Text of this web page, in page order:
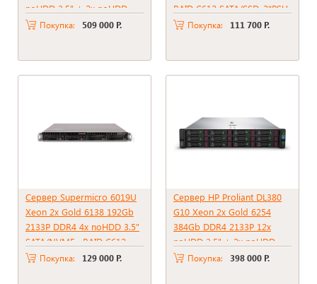
noHDD 3.5" + 2x noHDD
2.5" RAID P816i-A SR + BBU
Покупка: 509 000 Р.
RAID C612 SATA/SSD, 2*PSU
750WПокупка: 111 700 Р.
Сервер Supermicro 6019U
Xeon 2x Gold 6138 192Gb
2133P DDR4 4x noHDD 3.5"
SATA/NVME , RAID C612 ,
2*PSU 750W
Покупка: 129 000 Р.
Сервер HP Proliant DL380
G10 Xeon 2x Gold 6254
384Gb DDR4 2133P 12x
noHDD 3.5" + 2x noHDD
2.5" RAID P816i-A SR + BBU
Покупка: 398 000 Р.